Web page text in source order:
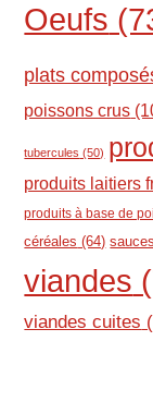
Oeufs
plats
poissons crus
tubercules (50)
produits laitiers
produits à base de
céréales (64) sauces
viandes
viandes cuites